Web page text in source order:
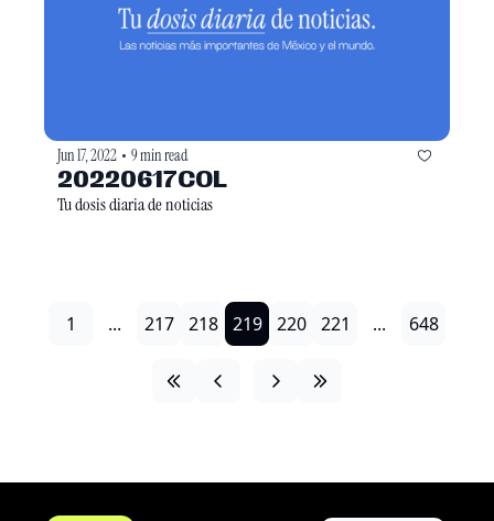
Jun 17, 2022 • 9 min read
20220617COL
Tu dosis diaria de noticias
1 ... 217 218 219 220 221 ... 648